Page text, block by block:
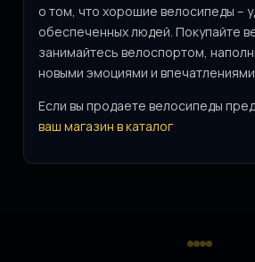
о том, что хорошие велосипеды –
обеспеченных людей. Покупайте
занимайтесь велоспортом,
новыми эмоциями и
Если вы продаете велосипеды
ваш магазин в каталог